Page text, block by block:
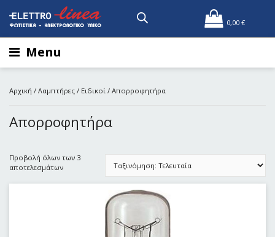
0,00 €
Menu
Αρχική / Λαμπτήρες / Ειδικοί / Απορροφητήρα
Απορροφητήρα
Προβολή όλων των 3
αποτελεσμάτων